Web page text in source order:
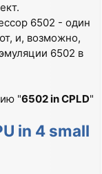
6502 - один
и, возможно,
6502 в
"6502 in CPLD"
in 4 small